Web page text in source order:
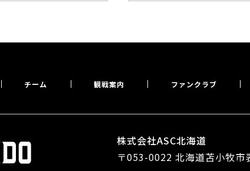
チーム 観戦案内 ファンクラブ
株式会社ASC北海道
〒053-0022 北海道苫小牧市